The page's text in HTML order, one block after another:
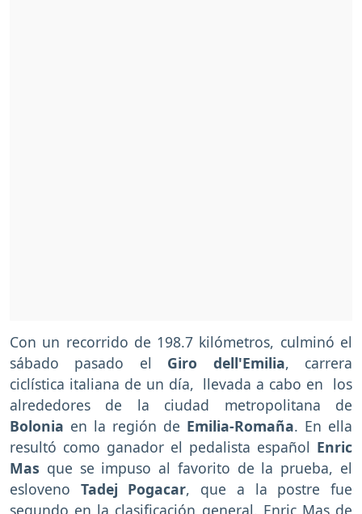
Con un recorrido de 198.7 kilómetros, culminó el
sábado pasado el Giro dell'Emilia, carrera
ciclística italiana de un día, llevada a cabo en los
alrededores de la ciudad metropolitana de
Bolonia en la región de Emilia-Romaña. En ella
resultó como ganador el pedalista español Enric
Mas que se impuso al favorito de la prueba, el
esloveno Tadej Pogacar, que a la postre fue
segundo en la clasificación general. Enric Mas de